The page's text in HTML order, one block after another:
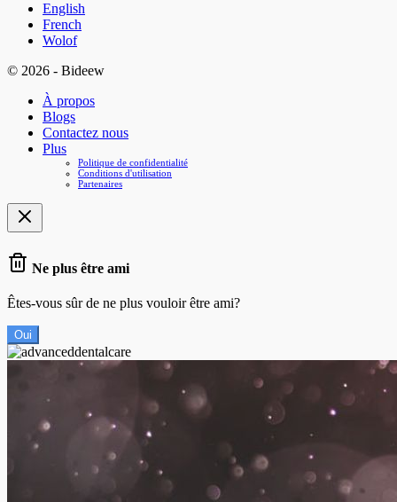
English
French
Wolof
© 2026 - Bideew
À propos
Blogs
Contactez nous
Plus
Politique de confidentialité
Conditions d'utilisation
Partenaires
Ne plus être ami
Êtes-vous sûr de ne plus vouloir être ami?
Oui